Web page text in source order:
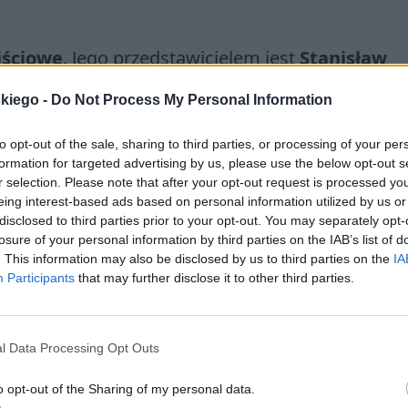
- Do Not Process My Personal Information
opt-out of the sale, sharing to third parties, or processing of your
for targeted advertising by us, please use the below opt-out
selection. Please note that after your opt-out request is processed
interest-based ads based on personal information utilized by us
to third parties prior to your opt-out. You may separately
of your personal information by third parties on the IAB’s list of
This information may also be disclosed by us to third parties on the
Participants that may further disclose it to other third parties.
Data Processing Opt Outs
opt-out of the Sharing of my personal data.
. Jego przedstawicielem jestStanisław
dlatego jej ideały są mu bliskie. Żyje jednak w
się do przemian społeczno-gospodarczych.
dla bohatera romantycznego. W
w powstaniu styczniowym. To wydarzenie
kilka lat zesłany do Irkucka na Syberii.
naród spadły surowe, carskie represje.
pożądanych skutków. Stanisław przeżywa
wizję relacji damsko-męskich ukształtowała
zbytnio zainteresowany kobietami, miłość
dla niej wszystko, aby w końcu przekonać się,
ponownie ponosi więc porażkę.